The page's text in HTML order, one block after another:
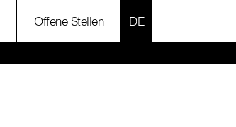
Offene Stellen SPRACHE